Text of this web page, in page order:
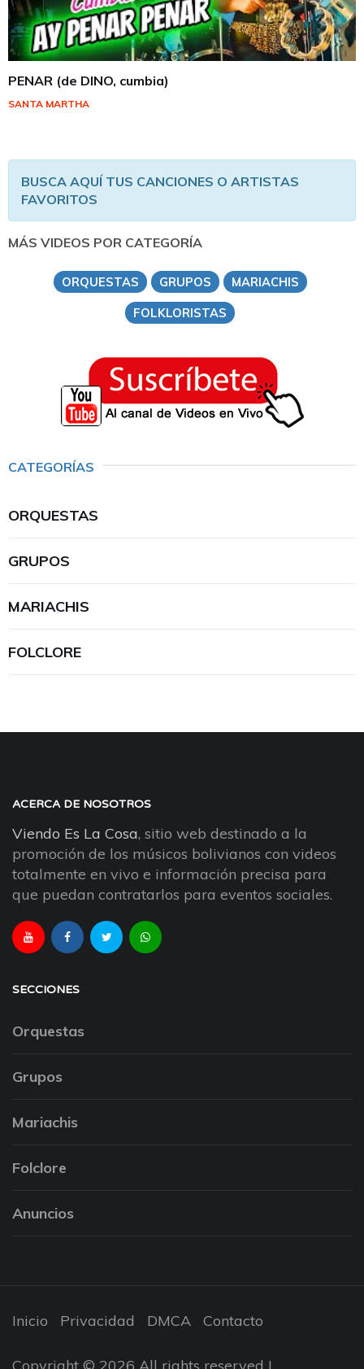
PENAR (de DINO, cumbia)
SANTA MARTHA
BUSCA AQUÍ TUS CANCIONES O ARTISTAS
FAVORITOS
MÁS VIDEOS POR CATEGORÍA
ORQUESTAS GRUPOS
MARIACHIS
FOLKLORISTAS
CATEGORÍAS
ORQUESTAS
GRUPOS
MARIACHIS
FOLCLORE
ACERCA DE NOSOTROS
Viendo Es La Cosa, sitio web destinado a la
promoción de los músicos bolivianos con videos
totalmente en vivo e información precisa para
que puedan contratarlos para eventos sociales.
SECCIONES
Orquestas
Grupos
Mariachis
Folclore
Anuncios
Inicio Privacidad DMCA Contacto